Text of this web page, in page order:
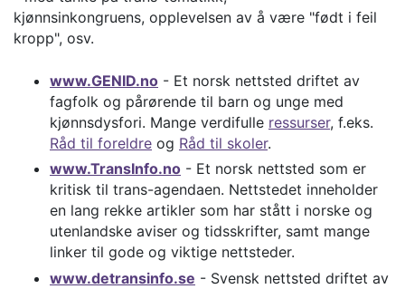
kjønnsinkongruens, opplevelsen av å være "født i feil
kropp", osv.
www.GENID.no - Et norsk nettsted driftet av
fagfolk og pårørende til barn og unge med
kjønnsdysfori. Mange verdifulle ressurser, f.eks.
Råd til foreldre og Råd til skoler.
www.TransInfo.no - Et norsk nettsted som er
kritisk til trans-agendaen. Nettstedet inneholder
en lang rekke artikler som har stått i norske og
utenlandske aviser og tidsskrifter, samt mange
linker til gode og viktige nettsteder.
www.detransinfo.se - Svensk nettsted driftet av